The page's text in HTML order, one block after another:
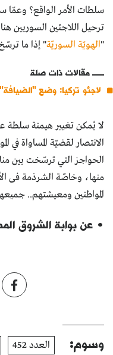
سلطات الأمر الواقع؟ وعمّا
ترحيل اللاجئين السوريين
"الهويّة السوريّة" إذا ما
مقالات ذات صلة
لاجئو تركيا: وضع
لا يُمكن تغيير هيمنة سلطة
الانتصار لقضيّة المساواة
الحواجز التي ترسّخت بين
منها، وخاصّة الشرذمة فى
المواطنين ومعيشتهم..
• عن بوابة الشروق
وسوم: العدد 452